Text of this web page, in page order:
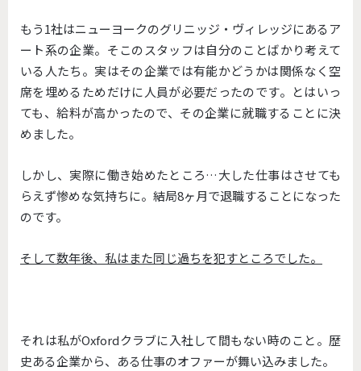
もう1社はニューヨークのグリニッジ・ヴィレッジにあるア
ート系の企業。そこのスタッフは自分のことばかり考えて
いる人たち。実はその企業では有能かどうかは関係なく空
席を埋めるためだけに人員が必要だったのです。とはいっ
ても、給料が高かったので、その企業に就職することに決
めました。
しかし、実際に働き始めたところ…大した仕事はさせても
らえず惨めな気持ちに。結局8ヶ月で退職することになった
のです。
そして数年後、私はまた同じ過ちを犯すところでした。
それは私がOxfordクラブに入社して間もない時のこと。歴
史ある企業から、ある仕事のオファーが舞い込みました。